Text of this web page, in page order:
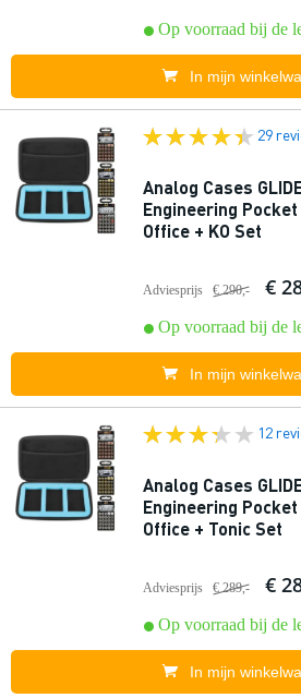
Op voorraad bij de
In mijn
29
Analog Cases
Engineering
Office + KO Set
Adviesprijs € 290,- €
Op voorraad bij de
In mijn
12
Analog Cases
Engineering
Office + Tonic Set
Adviesprijs € 289,- €
Op voorraad bij de
In mijn